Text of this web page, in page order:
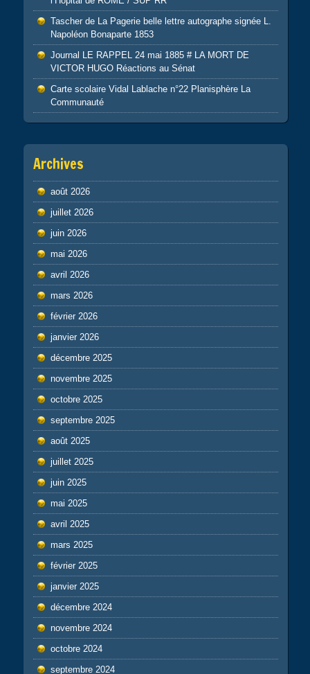
Tascher de La Pagerie belle lettre autographe signée L.
Napoléon Bonaparte 1853
Journal LE RAPPEL 24 mai 1885 # LA MORT DE
VICTOR HUGO Réactions au Sénat
Carte scolaire Vidal Lablache n°22 Planisphère La
Communauté
Archives
août 2026
juillet 2026
juin 2026
mai 2026
avril 2026
mars 2026
février 2026
janvier 2026
décembre 2025
novembre 2025
octobre 2025
septembre 2025
août 2025
juillet 2025
juin 2025
mai 2025
avril 2025
mars 2025
février 2025
janvier 2025
décembre 2024
novembre 2024
octobre 2024
septembre 2024